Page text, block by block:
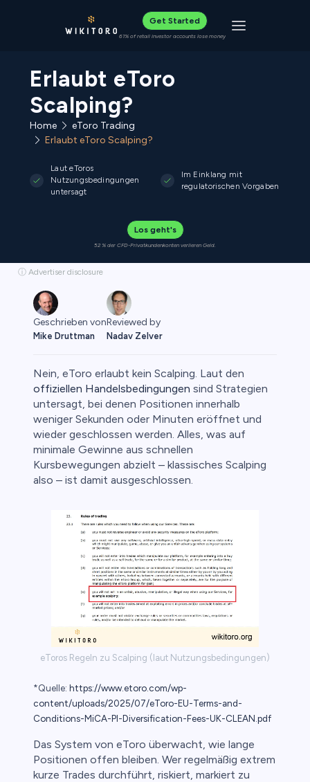
Get Started
61% of retail investor accounts lose money Toggle
Erlaubt eToro
Scalping?
Home
eToro Trading
Erlaubt eToro Scalping?
Laut eToros
Nutzungsbedingungen
untersagt
Im Einklang mit
regulatorischen Vorgaben
Los geht's
52 % der CFD-Privatkundenkonten verlieren Geld.
ⓘ Advertiser disclosure
Geschrieben von
Mike Druttman
Reviewed by
Nadav Zelver
Nein, eToro erlaubt kein Scalping. Laut den
offiziellen Handelsbedingungen sind Strategien
untersagt, bei denen Positionen innerhalb
weniger Sekunden oder Minuten eröffnet und
wieder geschlossen werden. Alles, was auf
minimale Gewinne aus schnellen
Kursbewegungen abzielt – klassisches Scalping
also – ist damit ausgeschlossen.
eToros Regeln zu Scalping (laut Nutzungsbedingungen)
*Quelle: https://www.etoro.com/wp-
content/uploads/2025/07/eToro-EU-Terms-and-
Conditions-MiCA-PI-Diversification-Fees-UK-CLEAN.pdf
Das System von eToro überwacht, wie lange
Positionen offen bleiben. Wer regelmäßig extrem
kurze Trades durchführt, riskiert, markiert zu